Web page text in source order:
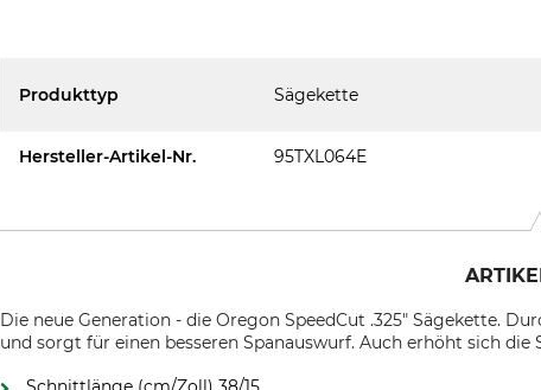
Produkttyp Sägekette
Hersteller-Artikel-Nr. 95TXL064E
Die neue Generation - die Oregon SpeedCut .325" Sägekette.
und sorgt für einen besseren Spanauswurf. Auch erhöht sich